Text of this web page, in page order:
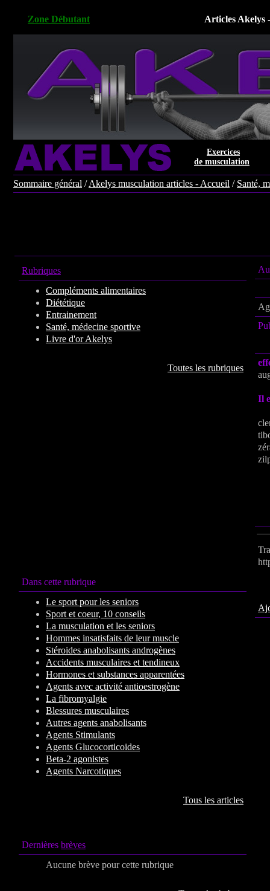
Zone Débutant Articles Akelys
Exercices
de musculation
Sommaire général /Akelys musculation articles - Accueil / Santé,
Rubriques
Compléments alimentaires
Diététique
Entrainement
Santé, médecine sportive
Livre d'or Akelys
Toutes les rubriques
Dans cette rubrique
Le sport pour les seniors
Sport et coeur, 10 conseils
La musculation et les seniors
Hommes insatisfaits de leur muscle
Stéroides anabolisants androgènes
Accidents musculaires et tendineux
Hormones et substances apparentées
Agents avec activité antioestrogène
La fibromyalgie
Blessures musculaires
Autres agents anabolisants
Agents Stimulants
Agents Glucocorticoides
Beta-2 agonistes
Agents Narcotiques
Tous les articles
Dernières brèves
Aucune brève pour cette rubrique
Il